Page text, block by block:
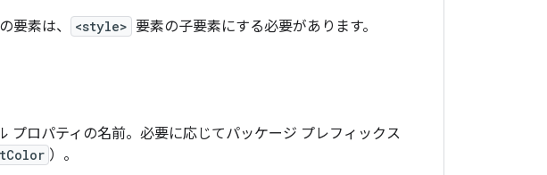
要素は、 <style> 要素の子要素にする必要があります。
プロパティの名前。必要に応じてパッケージ プレフィックス
）。